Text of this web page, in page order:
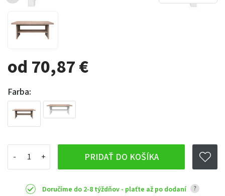
od 70,87 €
Farba:
PRIDAŤ DO KOŠÍKA
Doručíme do 2-8 týždňov - plaťte až po dodaní ?